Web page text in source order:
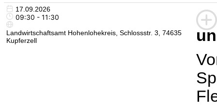
17.09.2026
09:30 - 11:30
Landwirtschaftsamt Hohenlohekreis, Schlossstr. 3, 74635
Kupferzell